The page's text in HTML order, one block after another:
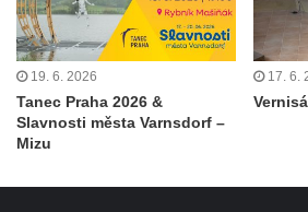
19. 6. 2026
Tanec Praha 2026 &
Slavnosti města Varnsdorf –
Mizu
17. 6.